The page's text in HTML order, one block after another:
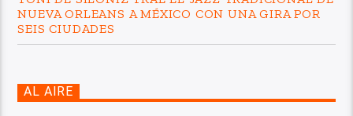
NUEVA ORLEANS A MÉXICO CON UNA GIRA POR
SEIS CIUDADES
AL AIRE